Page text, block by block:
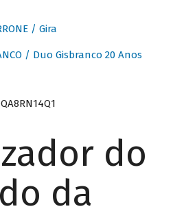
/ Gira
/ Duo Gisbranco 20 Anos
do
da